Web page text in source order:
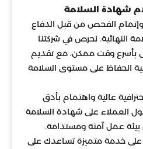
شهادة السلامة
الفحص من قبل الدفاع
النهائية. نحرص في شركتنا
بأسرع وقت ممكن، مع تقديم
الحفاظ على مستوى السلامة
عالية واهتمام بأدق
العملاء على شهادة السلامة
عمل آمنة ومستدامة.
خدمة متميزة تساعدك على